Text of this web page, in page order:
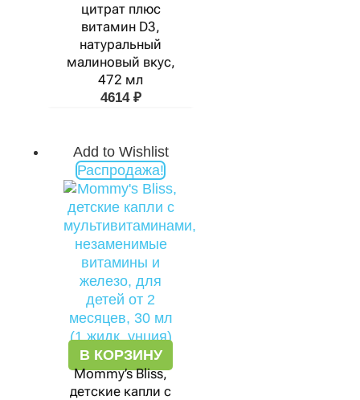
цитрат плюс
витамин D3,
натуральный
малиновый вкус,
472 мл
4614 ₽
Add to Wishlist
Распродажа!
В КОРЗИНУ
Mommy’s Bliss,
детские капли с
Первоначальная
цена
составляла
1980 ₽.
Текущая
цена:
1466 ₽.